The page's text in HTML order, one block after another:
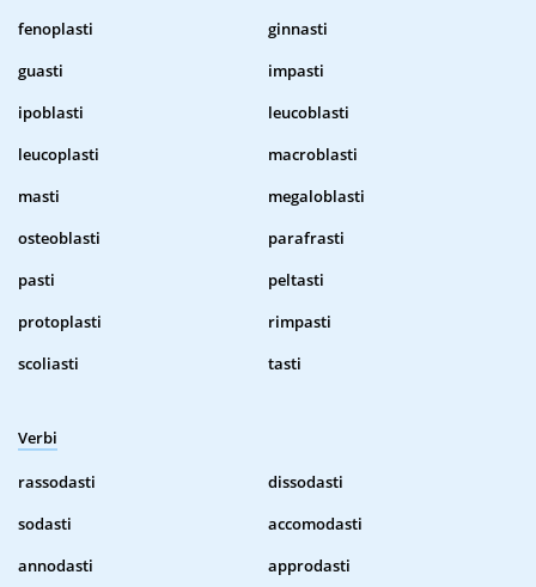
fenoplasti
ginnasti
guasti
impasti
ipoblasti
leucoblasti
leucoplasti
macroblasti
masti
megaloblasti
osteoblasti
parafrasti
pasti
peltasti
protoplasti
rimpasti
scoliasti
tasti
Verbi
rassodasti
dissodasti
sodasti
accomodasti
annodasti
approdasti